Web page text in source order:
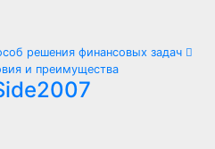
решения финансовых задач
и преимущества